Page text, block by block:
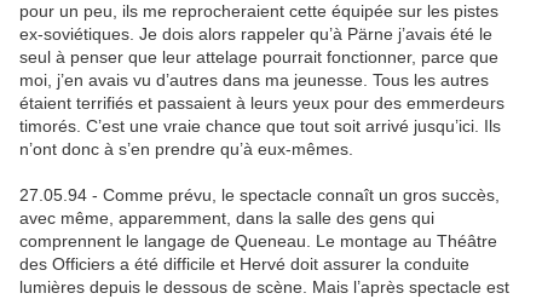
pour un peu, ils me reprocheraient cette équipée sur les pistes
ex-soviétiques. Je dois alors rappeler qu’à Pärne j’avais été le
seul à penser que leur attelage pourrait fonctionner, parce que
moi, j’en avais vu d’autres dans ma jeunesse. Tous les autres
étaient terrifiés et passaient à leurs yeux pour des emmerdeurs
timorés. C’est une vraie chance que tout soit arrivé jusqu’ici. Ils
n’ont donc à s’en prendre qu’à eux-mêmes.
27.05.94 - Comme prévu, le spectacle connaît un gros succès,
avec même, apparemment, dans la salle des gens qui
comprennent le langage de Queneau. Le montage au Théâtre
des Officiers a été difficile et Hervé doit assurer la conduite
lumières depuis le dessous de scène. Mais l’après spectacle est